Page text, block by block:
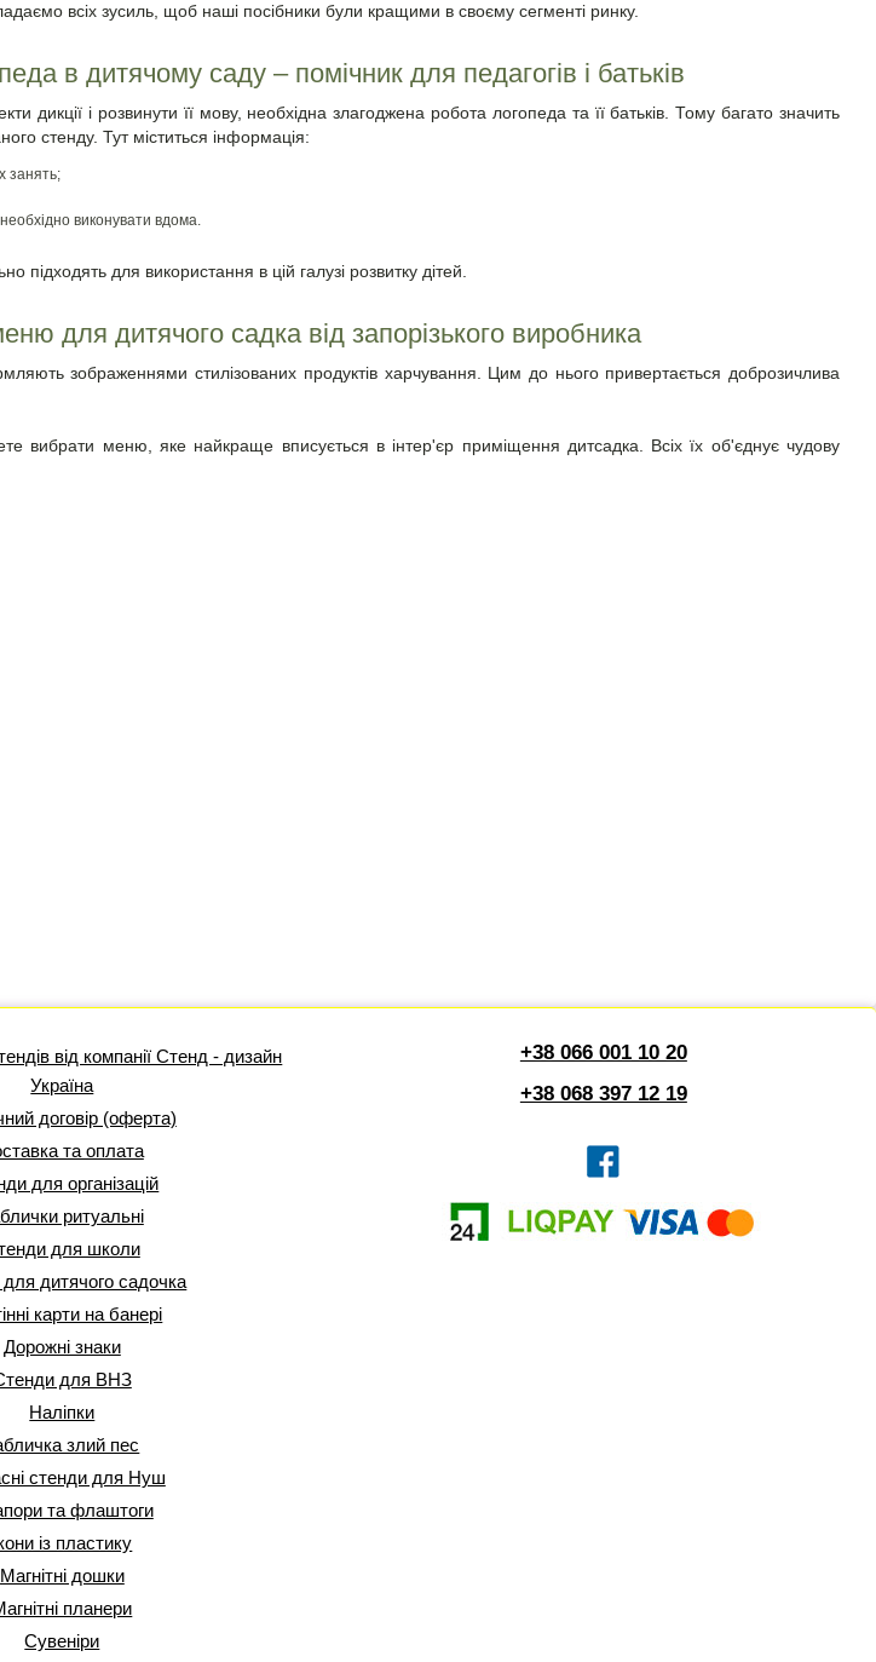
всіх зусиль, щоб наші посібники були кращими в своєму сегменті ринку.
в дитячому саду – помічник для педагогів і батьків
дикції і розвинути її мову, необхідна злагоджена робота логопеда та її батьків. Тому багато значить
стенду. Тут міститься інформація:
занять;
виконувати вдома.
підходять для використання в цій галузі розвитку дітей.
для дитячого садка від запорізького виробника
зображеннями стилізованих продуктів харчування. Цим до нього привертається доброзичлива
вибрати меню, яке найкраще вписується в інтер'єр приміщення дитсадка. Всіх їх об'єднує чудову
від компанії Стенд - дизайн
Україна
договір (оферта)
та оплата
для організацій
ритуальні
для школи
дитячого садочка
карти на банері
Дорожні знаки
для ВНЗ
Наліпки
злий пес
стенди для Нуш
та флаштоги
із пластику
Магнітні дошки
планери
Сувеніри
+38 066 001 10 20
+38 068 397 12 19